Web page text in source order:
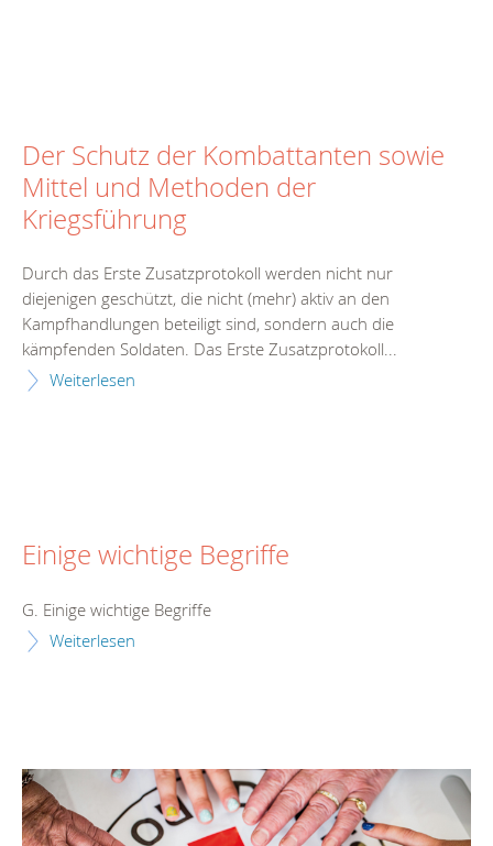
Der Schutz der Kombattanten sowie
Mittel und Methoden der
Kriegsführung
Durch das Erste Zusatzprotokoll werden nicht nur
diejenigen geschützt, die nicht (mehr) aktiv an den
Kampfhandlungen beteiligt sind, sondern auch die
kämpfenden Soldaten. Das Erste Zusatzprotokoll...
Weiterlesen
Einige wichtige Begriffe
G. Einige wichtige Begriffe
Weiterlesen